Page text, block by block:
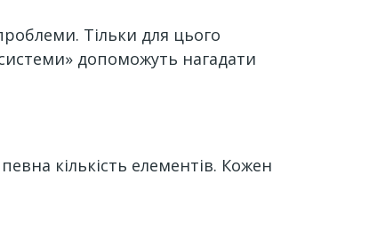
Тільки для цього
допоможуть нагадати
кількість елементів. Кожен